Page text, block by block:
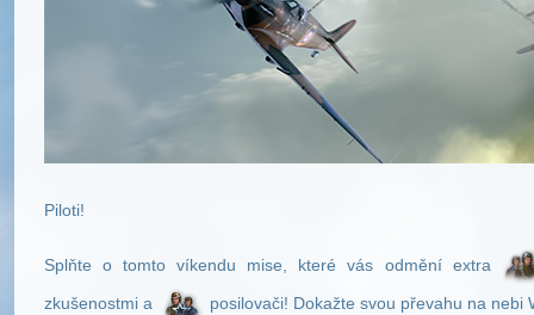
Piloti!
Splňte o tomto víkendu mise, které vás odmění extra
zkušenostmi a posilovači! Dokažte svou převahu na nebi